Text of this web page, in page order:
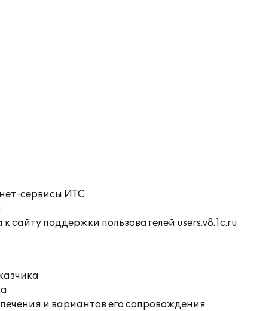
сервисы ИТС
сайту поддержки пользователей users.v8.1c.ru
и вариантов его сопровождения